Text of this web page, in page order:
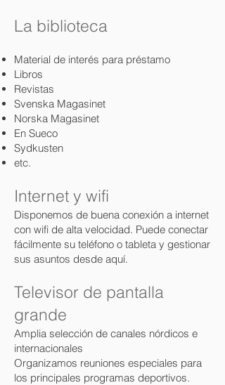
La biblioteca
Material de interés para préstamo
Libros
Revistas
Svenska Magasinet
Norska Magasinet
En Sueco
Sydkusten
etc.
Internet y wifi
Disponemos de buena conexión a internet
con wifi de alta velocidad. Puede conectar
fácilmente su teléfono o tableta y gestionar
sus asuntos desde aquí.
Televisor de pantalla
grande
Amplia selección de canales nórdicos e
internacionales
Organizamos reuniones especiales para
los principales programas deportivos.